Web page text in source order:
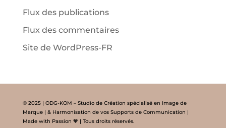
Flux des publications
Flux des commentaires
Site de WordPress-FR
© 2025 | ODG-KOM – Studio de Création spécialisé en Image de
Marque | & Harmonisation de vos Supports de Communication |
Made with Passion 🧡 | Tous droits réservés.